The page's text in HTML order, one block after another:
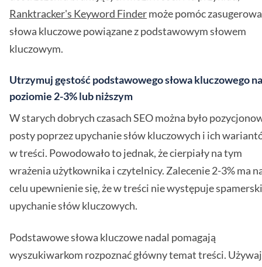
Ranktracker's Keyword Findermoże pomóc
słowa kluczowe powiązane z podstawowym słowem
kluczowym.
Utrzymuj gęstość podstawowego słowa kluczowego na
poziomie 2-3% lub niższym
W starych dobrych czasach SEO można było
posty poprzez upychanie słów kluczowych i ich
w treści. Powodowało to jednak, że cierpiały na tym
wrażenia użytkownika i czytelnicy. Zalecenie 2-3% ma
celu upewnienie się, że w treści nie występuje
upychanie słów kluczowych.
Podstawowe słowa kluczowe nadal pomagają
wyszukiwarkom rozpoznać główny temat treści. Używaj